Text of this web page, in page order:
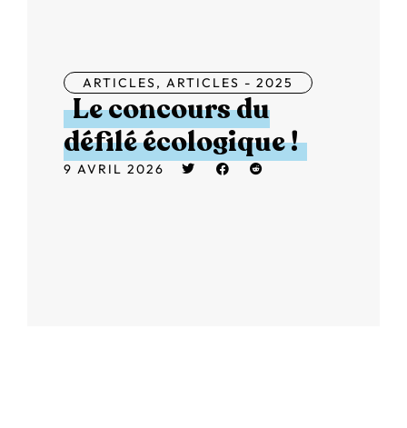
ARTICLES, ARTICLES - 2025
Le concours du
défilé écologique !
9 AVRIL 2026